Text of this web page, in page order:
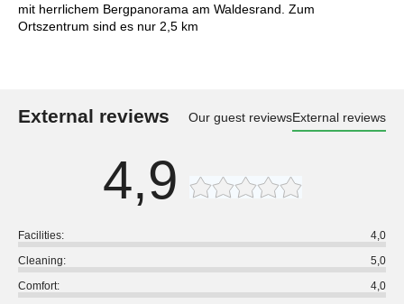
mit herrlichem Bergpanorama am Waldesrand. Zum
Ortszentrum sind es nur 2,5 km
External reviews Our guest reviewsExternal reviews
4,9
Facilities:
4,0
Cleaning:
5,0
Comfort:
4,0